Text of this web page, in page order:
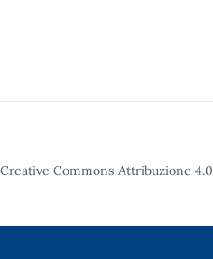
Commons Attribuzione 4.0